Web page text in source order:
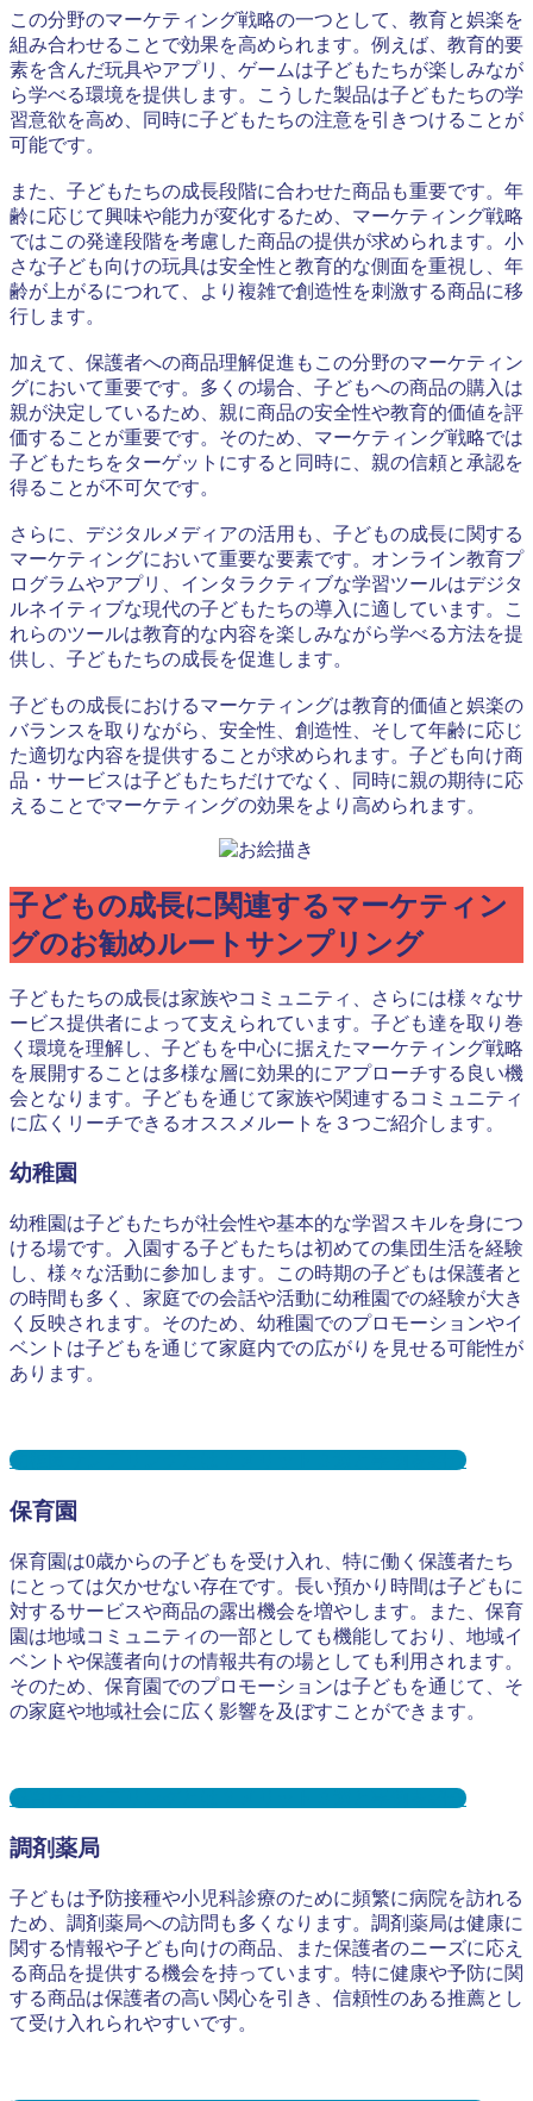
この分野のマーケティング戦略の一つとして、教育と娯楽を
組み合わせることで効果を高められます。例えば、教育的要
素を含んだ玩具やアプリ、ゲームは子どもたちが楽しみなが
ら学べる環境を提供します。こうした製品は子どもたちの学
習意欲を高め、同時に子どもたちの注意を引きつけることが
可能です。
また、子どもたちの成長段階に合わせた商品も重要です。年
齢に応じて興味や能力が変化するため、マーケティング戦略
ではこの発達段階を考慮した商品の提供が求められます。小
さな子ども向けの玩具は安全性と教育的な側面を重視し、年
齢が上がるにつれて、より複雑で創造性を刺激する商品に移
行します。
加えて、保護者への商品理解促進もこの分野のマーケティン
グにおいて重要です。多くの場合、子どもへの商品の購入は
親が決定しているため、親に商品の安全性や教育的価値を評
価することが重要です。そのため、マーケティング戦略では
子どもたちをターゲットにすると同時に、親の信頼と承認を
得ることが不可欠です。
さらに、デジタルメディアの活用も、子どもの成長に関する
マーケティングにおいて重要な要素です。オンライン教育プ
ログラムやアプリ、インタラクティブな学習ツールはデジタ
ルネイティブな現代の子どもたちの導入に適しています。こ
れらのツールは教育的な内容を楽しみながら学べる方法を提
供し、子どもたちの成長を促進します。
子どもの成長におけるマーケティングは教育的価値と娯楽の
バランスを取りながら、安全性、創造性、そして年齢に応じ
た適切な内容を提供することが求められます。子ども向け商
品・サービスは子どもたちだけでなく、同時に親の期待に応
えることでマーケティングの効果をより高められます。
子どもの成長に関連するマーケティン
グのお勧めルートサンプリング
子どもたちの成長は家族やコミュニティ、さらには様々なサ
ービス提供者によって支えられています。子ども達を取り巻
く環境を理解し、子どもを中心に据えたマーケティング戦略
を展開することは多様な層に効果的にアプローチする良い機
会となります。子どもを通じて家族や関連するコミュニティ
に広くリーチできるオススメルートを３つご紹介します。
幼稚園
幼稚園は子どもたちが社会性や基本的な学習スキルを身につ
ける場です。入園する子どもたちは初めての集団生活を経験
し、様々な活動に参加します。この時期の子どもは保護者と
の時間も多く、家庭での会話や活動に幼稚園での経験が大き
く反映されます。そのため、幼稚園でのプロモーションやイ
ベントは子どもを通じて家庭内での広がりを見せる可能性が
あります。
幼稚園サンプリングとは？メリット３選と事例を紹介
保育園
保育園は0歳からの子どもを受け入れ、特に働く保護者たち
にとっては欠かせない存在です。長い預かり時間は子どもに
対するサービスや商品の露出機会を増やします。また、保育
園は地域コミュニティの一部としても機能しており、地域イ
ベントや保護者向けの情報共有の場としても利用されます。
そのため、保育園でのプロモーションは子どもを通じて、そ
の家庭や地域社会に広く影響を及ぼすことができます。
保育園サンプリングとは？メリット３選と事例を紹介
調剤薬局
子どもは予防接種や小児科診療のために頻繁に病院を訪れる
ため、調剤薬局への訪問も多くなります。調剤薬局は健康に
関する情報や子ども向けの商品、また保護者のニーズに応え
る商品を提供する機会を持っています。特に健康や予防に関
する商品は保護者の高い関心を引き、信頼性のある推薦とし
て受け入れられやすいです。